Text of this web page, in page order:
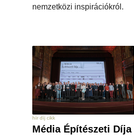
nemzetközi inspirációkról.
hír díj cikk
Média Építészeti Díja